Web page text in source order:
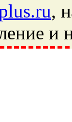
,
и
техника,